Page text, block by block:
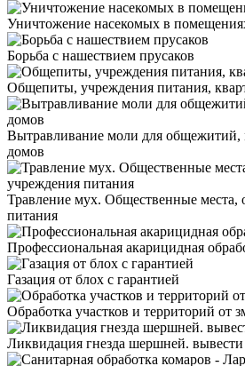
Уничтожение насекомых в
Борьба с нашествием прусаков
Общепиты, учреждения питания,
Вытравливание моли для общежитий,
домов
Травление мух. Общественные
питания
Профессиональная акарицидная
Газация от блох с гарантией
Обработка участков и территорий от
Ликвидация гнезда шершней.